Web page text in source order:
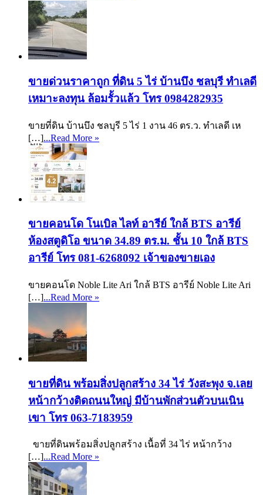
ขายด่วนราคาถูก ที่ดิน 5 ไร่ บ้านบึง ชลบุรี ทำเลดี
เหมาะลงทุน ล้อมรั้วแล้ว โทร 0984282935
ขายที่ดิน บ้านบึง ชลบุรี 5 ไร่ 1 งาน 46 ตร.ว. ทำเลดี เห
[…]...Read More »
ขายคอนโด โนเบิล ไลท์ อารีย์ ใกล้ BTS อารีย์
ห้องสตูดิโอ ขนาด 34.89 ตร.ม. ชั้น 10 ใกล้ BTS
อารีย์ โทร 081-6268092 เจ้าของขายเอง
ขายคอนโด Noble Lite Ari ใกล้ BTS อารีย์ Noble Lite Ari
[…]...Read More »
ขายที่ดิน พร้อมสิ่งปลูกสร้าง 34 ไร่ วังสะพุง จ.เลย
หน้ากว้างติดถนนใหญ่ มีบ้านพักส่วนตัวบนเนิน
เขา โทร 063-7183959
ขายที่ดินพร้อมสิ่งปลูกสร้าง เนื้อที่ 34 ไร่ หน้ากว้าง
[…]...Read More »